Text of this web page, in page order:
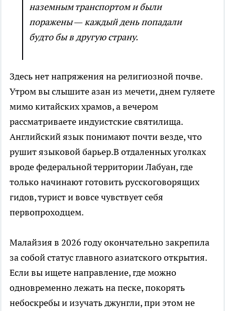
наземным транспортом и были
поражены — каждый день попадали
будто бы в другую страну.
Здесь нет напряжения на религиозной почве.
Утром вы слышите азан из мечети, днем гуляете
мимо китайских храмов, а вечером
рассматриваете индуистские святилища.
Английский язык понимают почти везде, что
рушит языковой барьер.В отдаленных уголках
вроде федеральной территории Лабуан, где
только начинают готовить русскоговорящих
гидов, турист и вовсе чувствует себя
первопроходцем.
Малайзия в 2026 году окончательно закрепила
за собой статус главного азиатского открытия.
Если вы ищете направление, где можно
одновременно лежать на песке, покорять
небоскребы и изучать джунгли, при этом не